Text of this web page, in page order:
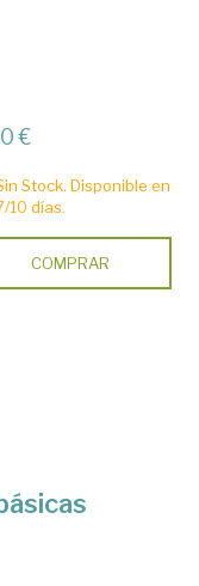
€
Stock. Disponible en
10 días.
COMPRAR